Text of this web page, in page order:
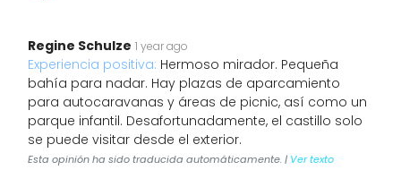
Regine Schulze 1 year ago
Experiencia positiva: Hermoso mirador. Pequeña
bahía para nadar. Hay plazas de aparcamiento
para autocaravanas y áreas de picnic, así como un
parque infantil. Desafortunadamente, el castillo solo
se puede visitar desde el exterior.
Esta opinión ha sido traducida automáticamente. | Ver texto